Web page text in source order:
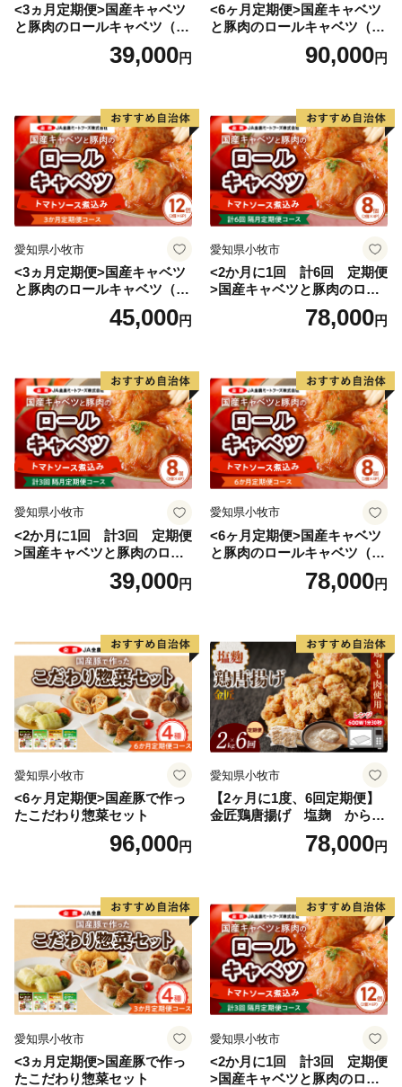
<3ヵ月定期便>国産キャベツ
と豚肉のロールキャベツ（4P
39,000円
<6ヶ月定期便>国産キャベツ
と豚肉のロールキャベツ（6P
90,000円
愛知県小牧市
<3ヵ月定期便>国産キャベツ
と豚肉のロールキャベツ（6P
45,000円
愛知県小牧市
<2か月に1回 計6回 定期便
>国産キャベツと豚肉のロー
ルキャベツ（4P入り）
78,000円
愛知県小牧市
<2か月に1回 計3回 定期便
>国産キャベツと豚肉のロー
ルキャベツ（4P入り）
39,000円
愛知県小牧市
<6ヶ月定期便>国産キャベツ
と豚肉のロールキャベツ（4P
78,000円
愛知県小牧市
<6ヶ月定期便>国産豚で作っ
たこだわり惣菜セット
96,000円
愛知県小牧市
【2ヶ月に1度、6回定期便】
金匠鶏唐揚げ 塩麹 からあ
78,000円
愛知県小牧市
<3ヵ月定期便>国産豚で作っ
たこだわり惣菜セット
愛知県小牧市
<2か月に1回 計3回 定期便
>国産キャベツと豚肉のロー